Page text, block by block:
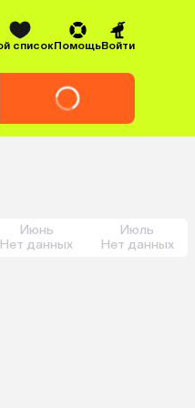
списокПомощьВойти
Июнь
Нет данных
Июль
Нет данных